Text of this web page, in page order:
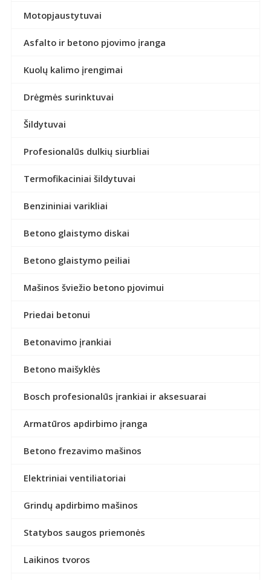
Motopjaustytuvai
Asfalto ir betono pjovimo įranga
Kuolų kalimo įrengimai
Drėgmės surinktuvai
Šildytuvai
Profesionalūs dulkių siurbliai
Termofikaciniai šildytuvai
Benzininiai varikliai
Betono glaistymo diskai
Betono glaistymo peiliai
Mašinos šviežio betono pjovimui
Priedai betonui
Betonavimo įrankiai
Betono maišyklės
Bosch profesionalūs įrankiai ir aksesuarai
Armatūros apdirbimo įranga
Betono frezavimo mašinos
Elektriniai ventiliatoriai
Grindų apdirbimo mašinos
Statybos saugos priemonės
Laikinos tvoros